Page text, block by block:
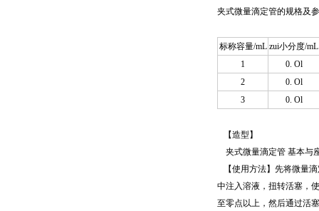
夹式微量滴定管的规格及
标称容量/mL zui小分度/mL
1
0. Ol
2
0. Ol
3
0. Ol
【造型】
夹式微量滴定管 基本与
【使用方法】先将微量
中注入溶液， 扭转活塞，
至零点以上，然后通过活